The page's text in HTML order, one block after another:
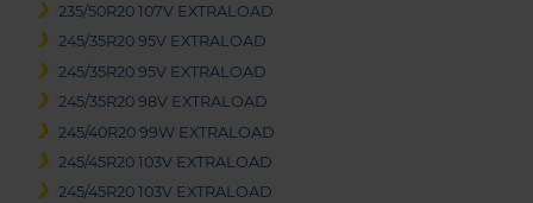
235/50R20 107V EXTRALOAD
245/35R20 95V EXTRALOAD
245/35R20 95V EXTRALOAD
245/35R20 98V EXTRALOAD
245/40R20 99W EXTRALOAD
245/45R20 103V EXTRALOAD
245/45R20 103V EXTRALOAD